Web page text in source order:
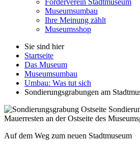
Museumsumbau
Ihre Meinung zählt
Museumsshop
Sie sind hier
Startseite
Das Museum
Museumsumbau
Umbau: Was tut sich
Sondierungsgrabungen am
Mauerresten an der Ostseite des
Auf dem Weg zum neuen Stadtmuseum